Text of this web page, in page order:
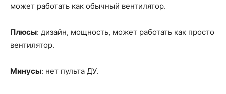
может работать как обычный вентилятор.
Плюсы: дизайн, мощность, может работать как просто
вентилятор.
Минусы: нет пульта ДУ.